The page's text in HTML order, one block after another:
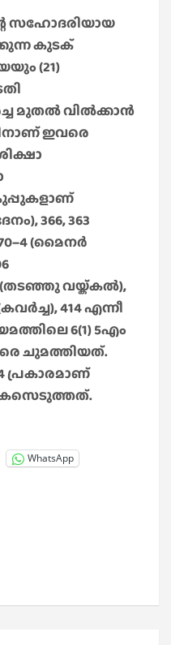
സഹോദരിയായ
കുടക്
(21)
മുതൽ വിൽക്കാൻ
ഇവരെ
366​‌‌‌, 363
(മൈനർ
(തടഞ്ഞു വയ്ക്കൽ),
414 എന്നീ
6(1) 5എം
ചുമത്തിയത്.
പ്രകാരമാണ്
WhatsApp